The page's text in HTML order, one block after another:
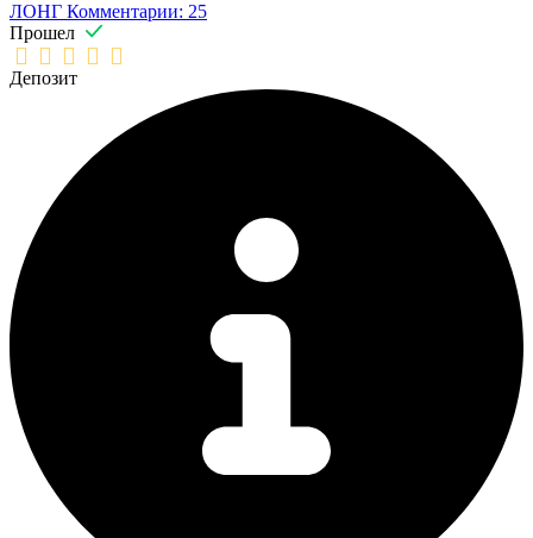
ЛОНГ Комментарии: 25
Прошел
Депозит